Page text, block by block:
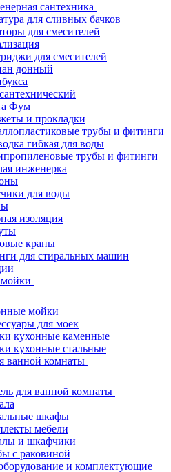
сантехника
для сливных бачков
для смесителей
для смесителей
донный
Фум
и прокладки
трубы и фитинги
гибкая для воды
трубы и фитинги
инженерка
для воды
изоляция
краны
для стиральных машин
мойки
для моек
кухонные каменные
кухонные стальные
ванной комнаты
для ванной комнаты
шкафы
мебели
и шкафчики
с раковиной
и комплектующие